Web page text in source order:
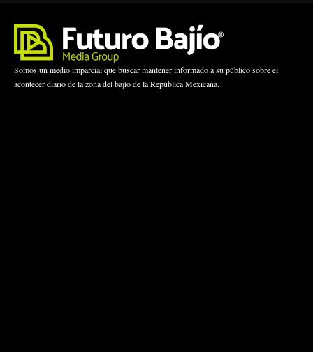
Somos un medio imparcial que buscar mantener informado a su público sobre el
acontecer diario de la zona del bajío de la República Mexicana.